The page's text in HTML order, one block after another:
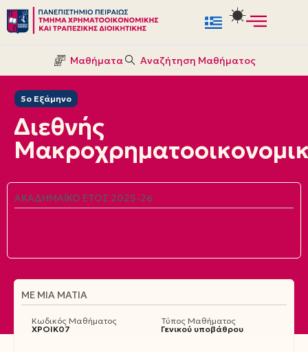
Μεταπηδήστε
περιεχόμενο
Μαθήματα Αναζήτηση Μαθήματος
5ο Εξάμηνο
Διεθνής
ΑΚΑΔΗΜΑΪΚΌ ΈΤΟΣ 2025-26
ΜΕ ΜΙΑ ΜΑΤΙΆ
Κωδικός Μαθήματος
ΧΡΟΙΚ07
Τύπος Μαθήματος
Γενικού υποβάθρου